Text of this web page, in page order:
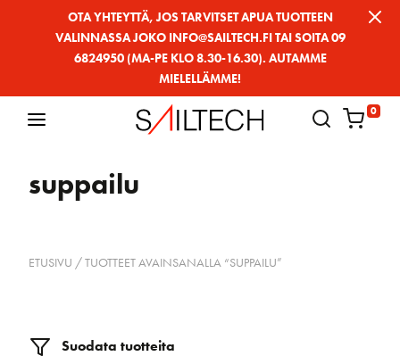
OTA YHTEYTTÄ, JOS TARVITSET APUA TUOTTEEN
VALINNASSA JOKO INFO@SAILTECH.FI TAI SOITA 09
6824950 (MA-PE KLO 8.30-16.30). AUTAMME
MIELELLÄMME!
0
suppailu
ETUSIVU / TUOTTEET AVAINSANALLA “SUPPAILU”
Suodata tuotteita